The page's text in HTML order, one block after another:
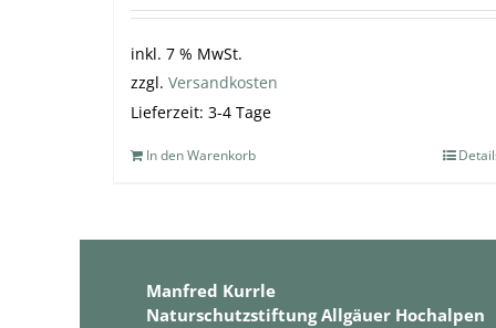
inkl. 7 % MwSt.
zzgl. Versandkosten
Lieferzeit: 3-4 Tage
In den Warenkorb
Manfred Kurrle
Naturschutzstiftung Allgäuer Hochalpen